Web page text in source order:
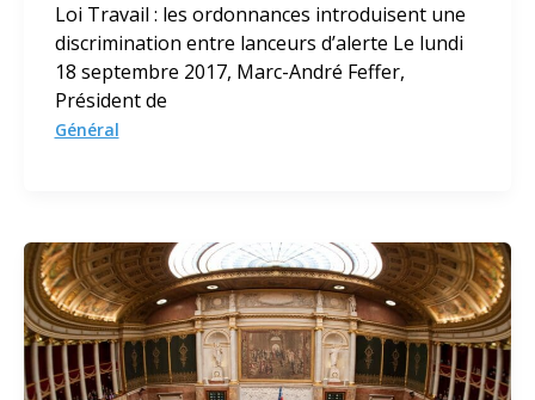
Loi Travail : les ordonnances introduisent une
discrimination entre lanceurs d’alerte Le lundi
18 septembre 2017, Marc-André Feffer,
Président de
Général